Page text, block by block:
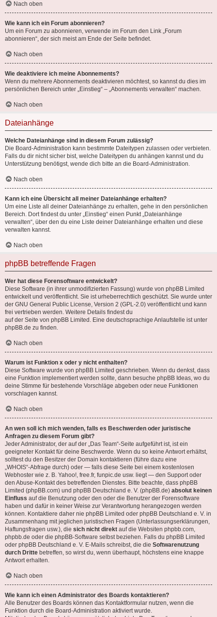
Nach oben
Wie kann ich ein Forum abonnieren?
Um ein Forum zu abonnieren, verwende im Forum den Link „Forum
abonnieren“, der sich meist am Ende der Seite befindet.
Nach oben
Wie deaktiviere ich meine Abonnements?
Wenn du mehrere Abonnements deaktivieren möchtest, so kannst du dies im
persönlichen Bereich unter „Einstieg“ – „Abonnements verwalten“ machen.
Nach oben
Dateianhänge
Welche Dateianhänge sind in diesem Forum zulässig?
Die Board-Administration kann bestimmte Dateitypen zulassen oder verbieten.
Falls du dir nicht sicher bist, welche Dateitypen du anhängen kannst und du
Unterstützung benötigst, wende dich bitte an die Board-Administration.
Nach oben
Kann ich eine Übersicht all meiner Dateianhänge erhalten?
Um eine Liste all deiner Dateianhänge zu erhalten, gehe in den persönlichen
Bereich. Dort findest du unter „Einstieg“ einen Punkt „Dateianhänge
verwalten“, über den du eine Liste deiner Dateianhänge erhalten und diese
verwalten kannst.
Nach oben
phpBB betreffende Fragen
Wer hat diese Forensoftware entwickelt?
Diese Software (in ihrer unmodifizierten Fassung) wurde von phpBB Limited
entwickelt und veröffentlicht. Sie ist urheberrechtlich geschützt. Sie wurde unter
der GNU General Public License, Version 2 (GPL-2.0) veröffentlicht und kann
frei vertrieben werden. Weitere Details findest du
auf der Seite von phpBB Limited . Eine deutschsprachige Anlaufstelle ist unter
phpBB.de zu finden.
Nach oben
Warum ist Funktion x oder y nicht enthalten?
Diese Software wurde von phpBB Limited geschrieben. Wenn du denkst, dass
eine Funktion implementiert werden sollte, dann besuche phpBB Ideas, wo du
deine Stimme für bestehende Vorschläge abgeben oder neue Funktionen
vorschlagen kannst.
Nach oben
An wen soll ich mich wenden, falls es Beschwerden oder juristische
Anfragen zu diesem Forum gibt?
Jeder Administrator, der auf der „Das Team“-Seite aufgeführt ist, ist ein
geeigneter Kontakt für deine Beschwerde. Wenn du so keine Antwort erhältst,
solltest du den Besitzer der Domain kontaktieren (führe dazu eine
„WHOIS“-Abfrage durch) oder — falls diese Seite bei einem kostenlosen
Webhoster wie z. B. Yahoo!, free.fr, funpic.de usw. liegt — den Support oder
den Abuse-Kontakt des betreffenden Dienstes. Bitte beachte, dass phpBB
Limited (phpBB.com) und phpBB Deutschland e. V. (phpBB.de) absolut keinen
Einfluss auf die Benutzung oder den oder die Benutzer der Forensoftware
haben und dafür in keiner Weise zur Verantwortung herangezogen werden
können. Kontaktiere daher nie phpBB Limited oder phpBB Deutschland e. V. in
Zusammenhang mit jeglichen juristischen Fragen (Unterlassungserklärungen,
Haftungsfragen usw.), die sich nicht direkt auf die Websiten phpbb.com,
phpbb.de oder die phpBB-Software selbst beziehen. Falls du phpBB Limited
oder phpBB Deutschland e. V. E-Mails schreibst, die die Softwarenutzung
durch Dritte betreffen, so wirst du, wenn überhaupt, höchstens eine knappe
Antwort erhalten.
Nach oben
Wie kann ich einen Administrator des Boards kontaktieren?
Alle Benutzer des Boards können das Kontaktformular nutzen, wenn die
Funktion durch die Board-Administration aktiviert wurde.